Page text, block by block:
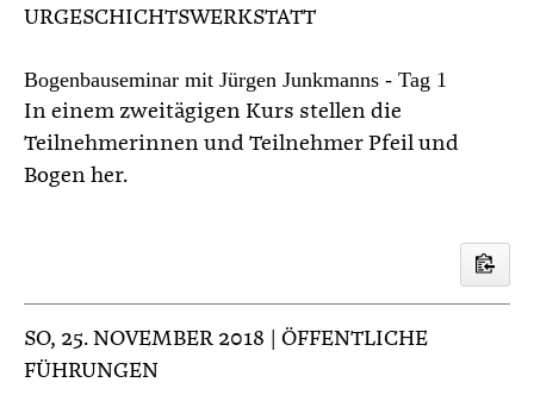
URGESCHICHTSWERKSTATT
Bogenbauseminar mit Jürgen Junkmanns - Tag 1
In einem zweitägigen Kurs stellen die
Teilnehmerinnen und Teilnehmer Pfeil und
Bogen her.
SO, 25. NOVEMBER 2018 | ÖFFENTLICHE
FÜHRUNGEN